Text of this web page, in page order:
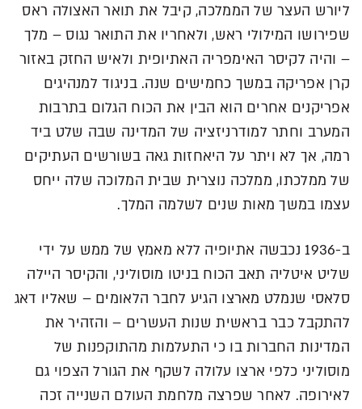
ליורש העצר של הממלכה, קיבל את תואר האצולה ראס
שפירושו המילולי ראש, ולאחריו את התואר נגוס – מלך
– והיה לקיסר האימפריה האתיופית ולאיש החזק באזור
קרן אפריקה במשך כחמישים שנה. בניגוד למנהיגים
אפריקנים אחרים הוא הבין את הכוח הגלום בתרבות
המערב וחתר למודרניזציה של המדינה שבה שלט ביד
רמה, אך לא ויתר על היאחזות גאה בשורשים העתיקים
של ממלכתו, ממלכה נוצרית שבית המלוכה שלה ייחס
עצמו במשך מאות שנים לשלמה המלך.
ב-1936 נכבשה אתיופיה ללא מאמץ של ממש על ידי
שליט איטליה תאב הכוח בניטו מוסוליני, והקיסר היילה
סלאסי שנמלט מארצו הגיע לחבר הלאומים – שאליו דאג
להתקבל כבר בראשית שנות העשרים – והזהיר את
המדינות החברות בו כי התעלמות מהתוקפנות של
מוסוליני כלפי ארצו עלולה לשקף את הגורל הצפוי גם
לאירופה. לאחר שפרצה מלחמת העולם השנייה זכה